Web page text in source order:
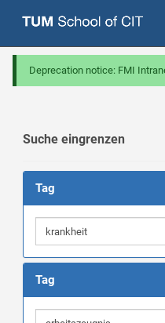
Deprecation notice: FMI
Suche eingrenzen
Tag
Tag